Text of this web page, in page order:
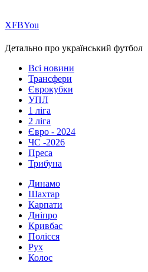
ХFBYou
Детально про український футбол
Всі новини
Трансфери
Єврокубки
УПЛ
1 ліга
2 ліга
Євро - 2024
ЧС -2026
Преса
Трибуна
Динамо
Шахтар
Карпати
Дніпро
Кривбас
Полісся
Рух
Колос